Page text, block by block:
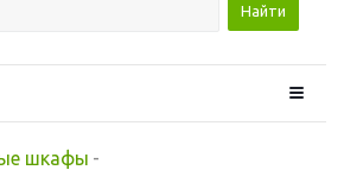
Найти
шкафы -